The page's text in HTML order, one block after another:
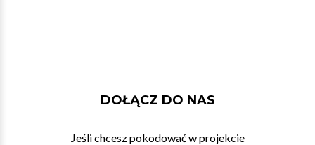
DOŁĄCZ DO NAS
Jeśli chcesz pokodować w projekcie